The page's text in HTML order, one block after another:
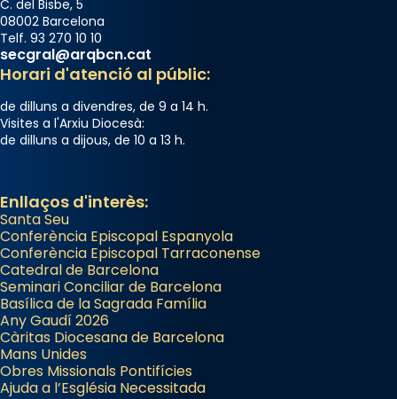
C. del Bisbe, 5
08002 Barcelona
Telf. 93 270 10 10
secgral@arqbcn.cat
Horari d'atenció al públic:
de dilluns a divendres, de 9 a 14 h.
Visites a l'Arxiu Diocesà:
de dilluns a dijous, de 10 a 13 h.
Enllaços d'interès:
Santa Seu
Conferència Episcopal Espanyola
Conferència Episcopal Tarraconense
Catedral de Barcelona
Seminari Conciliar de Barcelona
Basílica de la Sagrada Família
Any Gaudí 2026
Càritas Diocesana de Barcelona
Mans Unides
Obres Missionals Pontifícies
Ajuda a l’Església Necessitada